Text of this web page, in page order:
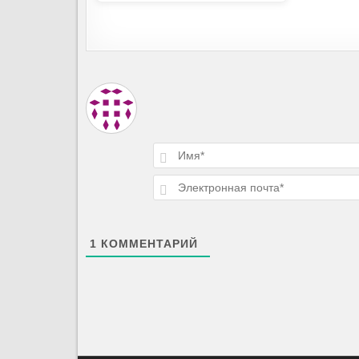
1 КОММЕНТАРИЙ